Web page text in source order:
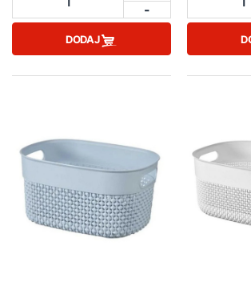
-
DODAJ